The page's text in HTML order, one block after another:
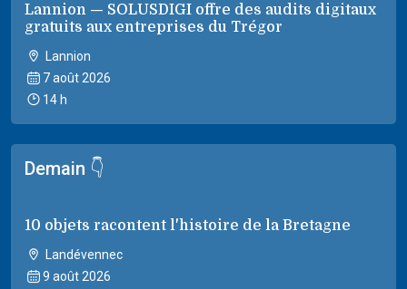
Lannion — SOLUSDIGI offre des audits digitaux
gratuits aux entreprises du Trégor
Lannion
7 août 2026
14 h
Demain 👇
10 objets racontent l'histoire de la Bretagne
Landévennec
9 août 2026